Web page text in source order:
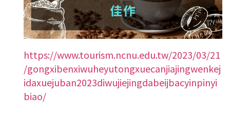
https://www.tourism.ncnu.edu.tw/2023/03/21
/gongxibenxiwuheyutongxuecanjiajingwenkej
idaxuejuban2023diwujiejingdabeijbacyinpinyi
biao/